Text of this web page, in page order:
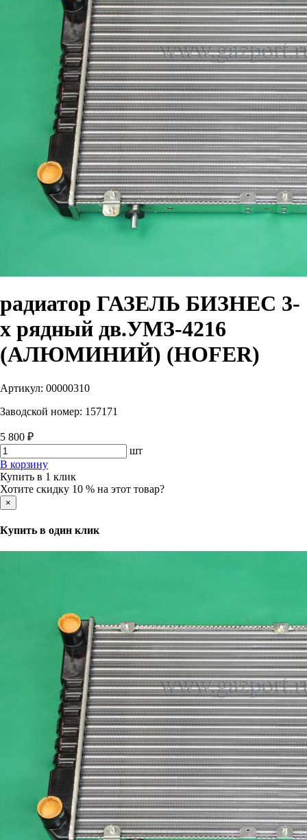
радиатор ГАЗЕЛЬ БИЗНЕС 3-
х рядный дв.УМЗ-4216
(АЛЮМИНИЙ) (HOFER)
Артикул: 00000310
Заводской номер: 157171
5 800 ₽
шт
В корзину
Купить в 1 клик
Хотите скидку 10 % на этот товар?
×
Купить в один клик